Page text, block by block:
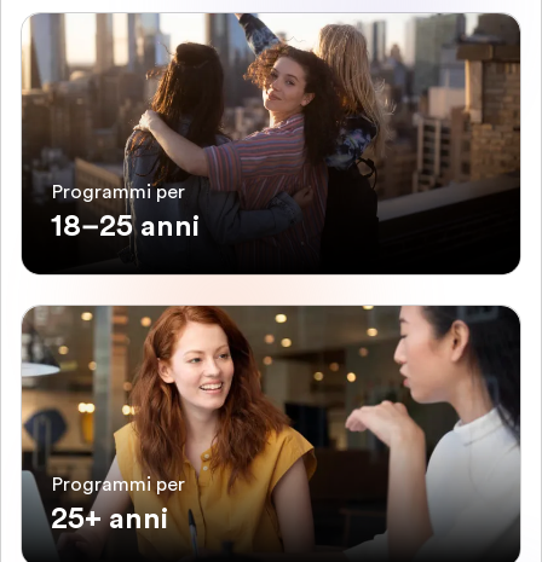
Programmi per
18–25 anni
Programmi per
25+ anni